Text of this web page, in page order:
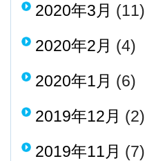
2020年3月 (11)
2020年2月 (4)
2020年1月 (6)
2019年12月 (2)
2019年11月 (7)